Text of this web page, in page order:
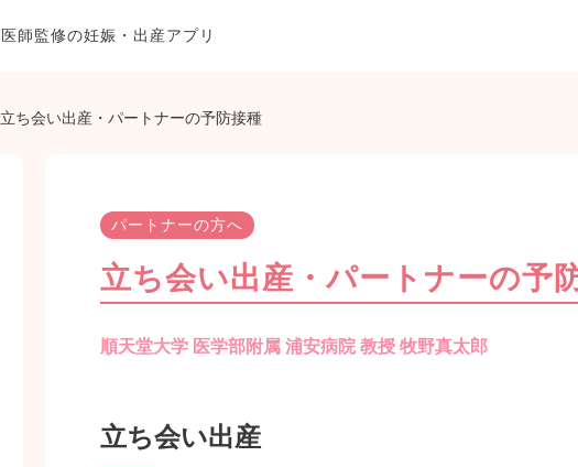
医師監修の妊娠・出産アプリ
立ち会い出産・パートナーの予防接種
パートナーの方へ
立ち会い出産・パートナーの予
順天堂大学 医学部附属 浦安病院 教授 牧野真太郎
立ち会い出産